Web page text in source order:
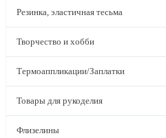
Резинка, эластичная тесьма
Творчество и хобби
Термоаппликации/Заплатки
Товары для рукоделия
Флизелины